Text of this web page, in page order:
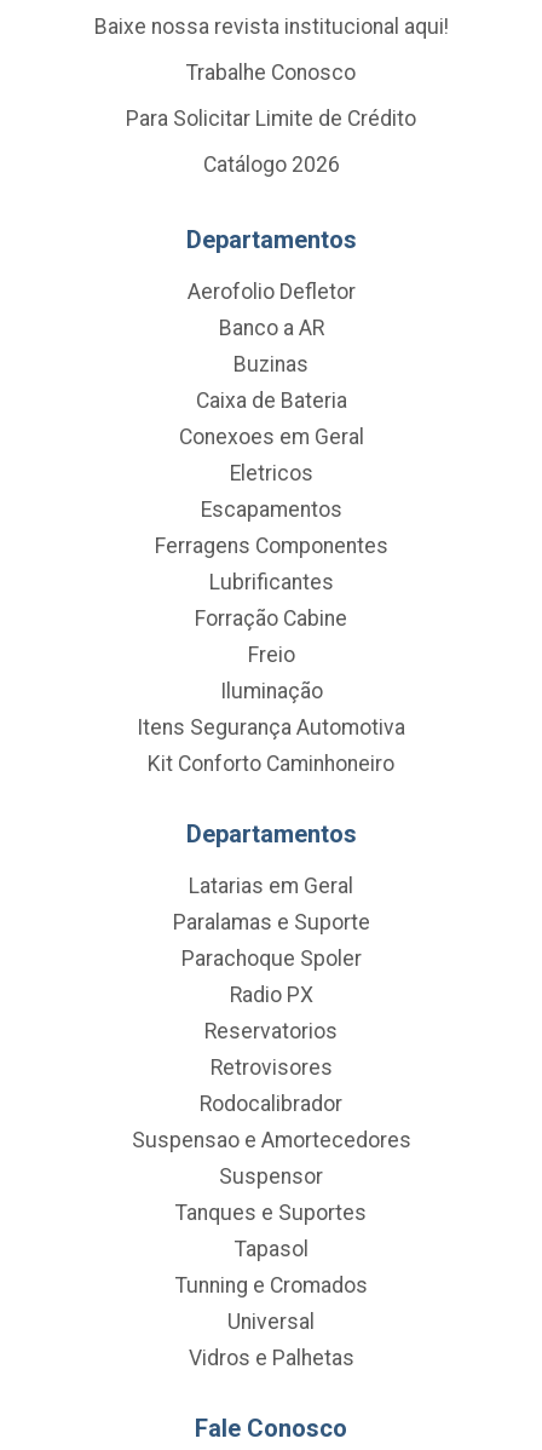
Baixe nossa revista institucional aqui!
Trabalhe Conosco
Para Solicitar Limite de Crédito
Catálogo 2026
Departamentos
Aerofolio Defletor
Banco a AR
Buzinas
Caixa de Bateria
Conexoes em Geral
Eletricos
Escapamentos
Ferragens Componentes
Lubrificantes
Forração Cabine
Freio
Iluminação
Itens Segurança Automotiva
Kit Conforto Caminhoneiro
Departamentos
Latarias em Geral
Paralamas e Suporte
Parachoque Spoler
Radio PX
Reservatorios
Retrovisores
Rodocalibrador
Suspensao e Amortecedores
Suspensor
Tanques e Suportes
Tapasol
Tunning e Cromados
Universal
Vidros e Palhetas
Fale Conosco